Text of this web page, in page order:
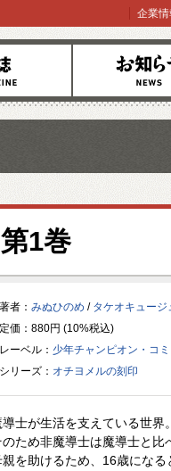
お知らせ
企業情
第1巻
著者： みぬひのめ / タケオキュージ
定価：880円 (10%税込)
レーベル： 少年チャンピオン・コ
シリーズ： オチヨメルの刻印
導士が生活を支えている世界。
のため非魔導士は魔導士と比
親を助けるため、16歳にな